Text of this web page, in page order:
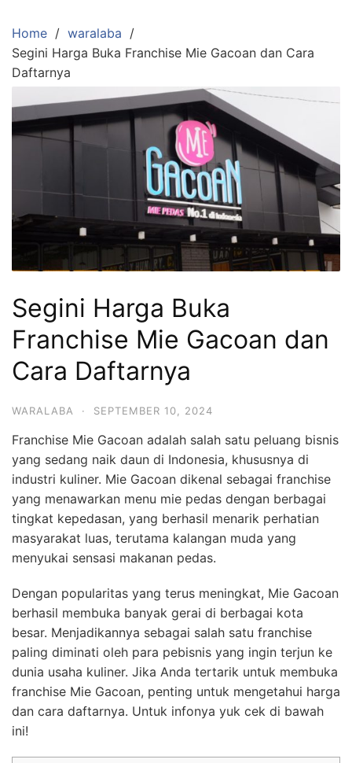
content
Home
waralaba
Segini Harga Buka Franchise Mie Gacoan dan Cara
Daftarnya
Segini Harga Buka
Franchise Mie Gacoan dan
Cara Daftarnya
WARALABA · SEPTEMBER 10, 2024
Franchise Mie Gacoan adalah salah satu peluang bisnis
yang sedang naik daun di Indonesia, khususnya di
industri kuliner. Mie Gacoan dikenal sebagai franchise
yang menawarkan menu mie pedas dengan berbagai
tingkat kepedasan, yang berhasil menarik perhatian
masyarakat luas, terutama kalangan muda yang
menyukai sensasi makanan pedas.
Dengan popularitas yang terus meningkat, Mie Gacoan
berhasil membuka banyak gerai di berbagai kota
besar. Menjadikannya sebagai salah satu franchise
paling diminati oleh para pebisnis yang ingin terjun ke
dunia usaha kuliner. Jika Anda tertarik untuk membuka
franchise Mie Gacoan, penting untuk mengetahui harga
dan cara daftarnya. Untuk infonya yuk cek di bawah
ini!